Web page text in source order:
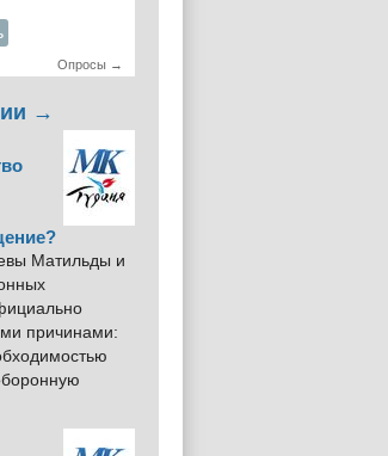
Опросы →
→
Матильды и
причинами: